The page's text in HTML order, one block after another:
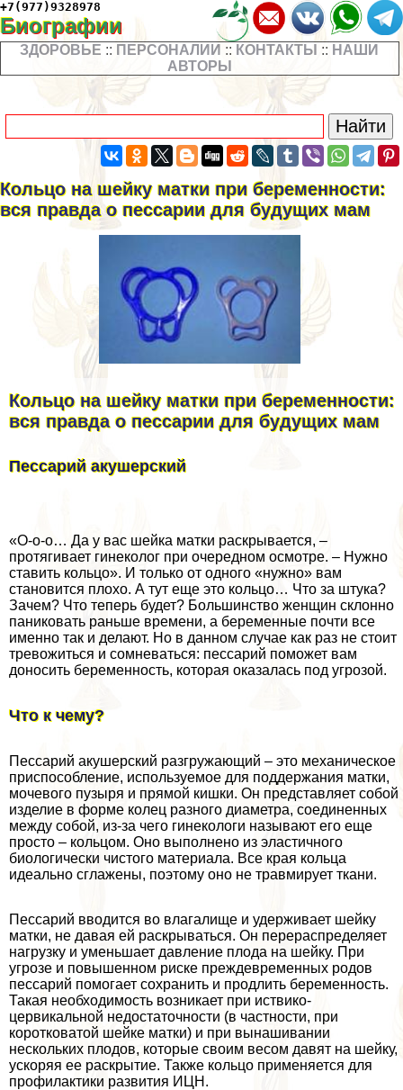
+7(977)9328978
Биографии
ЗДОРОВЬЕ :: ПЕРСОНАЛИИ :: КОНТАКТЫ :: НАШИ
АВТОРЫ
Кольцо на шейку матки при беременности:
вся правда о пессарии для будущих мам
Кольцо на шейку матки при беременности:
вся правда о пессарии для будущих мам
Пессарий акушерский
«О-о-о… Да у вас шейка матки раскрывается, –
протягивает гинеколог при очередном осмотре. – Нужно
ставить кольцо». И только от одного «нужно» вам
становится плохо. А тут еще это кольцо… Что за штука?
Зачем? Что теперь будет? Большинство женщин склонно
паниковать раньше времени, а беременные почти все
именно так и делают. Но в данном случае как раз не стоит
тревожиться и сомневаться: пессарий поможет вам
доносить беременность, которая оказалась под угрозой.
Что к чему?
Пессарий акушерский разгружающий – это механическое
приспособление, используемое для поддержания матки,
мочевого пузыря и прямой кишки. Он представляет собой
изделие в форме колец разного диаметра, соединенных
между собой, из-за чего гинекологи называют его еще
просто – кольцом. Оно выполнено из эластичного
биологически чистого материала. Все края кольца
идеально сглажены, поэтому оно не травмирует ткани.
Пессарий вводится во влагалище и удерживает шейку
матки, не давая ей раскрываться. Он перераспределяет
нагрузку и уменьшает давление плода на шейку. При
угрозе и повышенном риске преждевременных родов
пессарий помогает сохранить и продлить беременность.
Такая необходимость возникает при иствико-
цервикальной недостаточности (в частности, при
коротковатой шейке матки) и при вынашивании
нескольких плодов, которые своим весом давят на шейку,
ускоряя ее раскрытие. Также кольцо применяется для
профилактики развития ИЦН.